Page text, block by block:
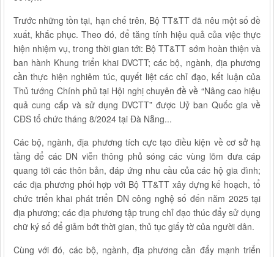
Trước những tồn tại, hạn chế trên, Bộ TT&TT đã nêu một số đề
xuất, khắc phục. Theo đó, để tăng tính hiệu quả của việc thực
hiện nhiệm vụ, trong thời gian tới: Bộ TT&TT sớm hoàn thiện và
ban hành Khung triển khai DVCTT; các bộ, ngành, địa phương
cần thực hiện nghiêm túc, quyết liệt các chỉ đạo, kết luận của
Thủ tướng Chính phủ tại Hội nghị chuyên đề về “Nâng cao hiệu
quả cung cấp và sử dụng DVCTT” được Uỷ ban Quốc gia về
CĐS tổ chức tháng 8/2024 tại Đà Nẵng...
Các bộ, ngành, địa phương tích cực tạo điều kiện về cơ sở hạ
tầng để các DN viễn thông phủ sóng các vùng lõm đưa cáp
quang tới các thôn bản, đáp ứng nhu cầu của các hộ gia đình;
các địa phương phối hợp với Bộ TT&TT xây dựng kế hoạch, tổ
chức triển khai phát triển DN công nghệ số đến năm 2025 tại
địa phương; các địa phương tập trung chỉ đạo thúc đẩy sử dụng
chữ ký số để giảm bớt thời gian, thủ tục giấy tờ của người dân.
Cùng với đó, các bộ, ngành, địa phương cần đẩy mạnh triển